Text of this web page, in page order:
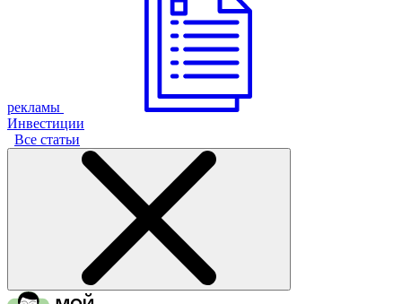
рекламы
Инвестиции
Все статьи